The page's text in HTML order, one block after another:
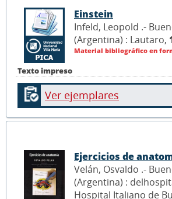
Texto impreso
Einstein
Infeld, Leopold .-
(Argentina) : Lautaro,
Material bibliográfico en
Ver ejemplares
Ejercicios de
Velán, Osvaldo .-
(Argentina) :
Hospital Italiano de